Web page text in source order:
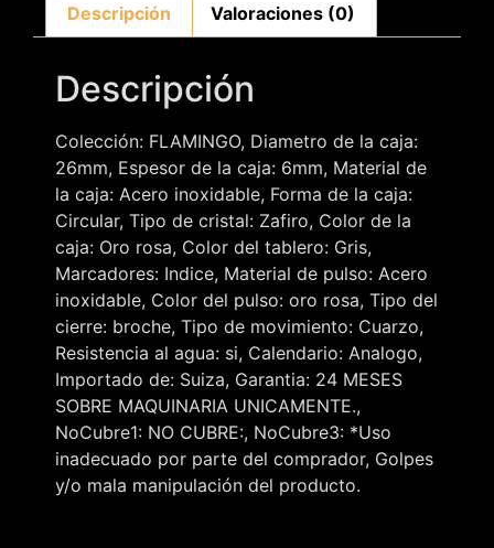
Descripción Valoraciones (0)
Descripción
Colección: FLAMINGO, Diametro de la caja:
26mm, Espesor de la caja: 6mm, Material de
la caja: Acero inoxidable, Forma de la caja:
Circular, Tipo de cristal: Zafiro, Color de la
caja: Oro rosa, Color del tablero: Gris,
Marcadores: Indice, Material de pulso: Acero
inoxidable, Color del pulso: oro rosa, Tipo del
cierre: broche, Tipo de movimiento: Cuarzo,
Resistencia al agua: si, Calendario: Analogo,
Importado de: Suiza, Garantia: 24 MESES
SOBRE MAQUINARIA UNICAMENTE.,
NoCubre1: NO CUBRE:, NoCubre3: *Uso
inadecuado por parte del comprador, Golpes
y/o mala manipulación del producto.